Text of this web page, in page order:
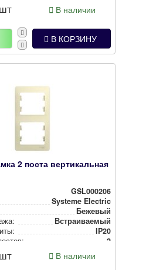
В наличии
В КОРЗИНУ
2 поста вертикальная
GSL000206
Systeme Electric
Бежевый
Встра­ива­емый
IP20
2
В наличии